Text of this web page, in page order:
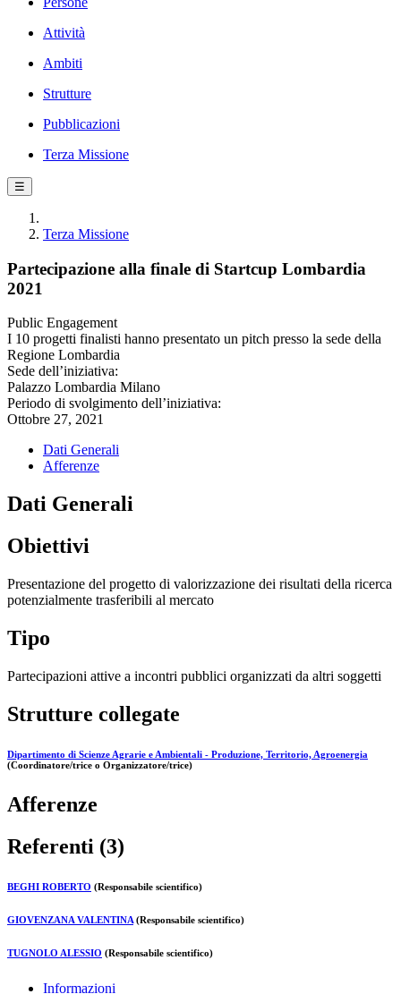
Attività
Ambiti
Strutture
Pubblicazioni
Terza Missione
☰
Terza Missione
Partecipazione alla finale di Startcup Lombardia
2021
Public Engagement
I 10 progetti finalisti hanno presentato un pitch presso la sede della
Regione Lombardia
Sede dell’iniziativa:
Palazzo Lombardia Milano
Periodo di svolgimento dell’iniziativa:
Ottobre 27, 2021
Dati Generali
Afferenze
Dati Generali
Obiettivi
Presentazione del progetto di valorizzazione dei risultati della ricerca
potenzialmente trasferibili al mercato
Tipo
Partecipazioni attive a incontri pubblici organizzati da altri soggetti
Strutture collegate
Dipartimento di Scienze Agrarie e Ambientali - Produzione, Territorio, Agroenergia
(Coordinatore/trice o Organizzatore/trice)
Afferenze
Referenti (3)
BEGHI ROBERTO (Responsabile scientifico)
GIOVENZANA VALENTINA (Responsabile scientifico)
TUGNOLO ALESSIO (Responsabile scientifico)
Informazioni